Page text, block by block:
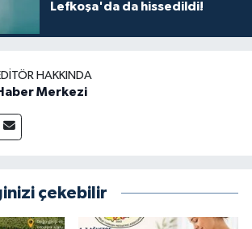
Lefkoşa'da da hissedildi!
HAKKINDA
Merkezi
çekebilir